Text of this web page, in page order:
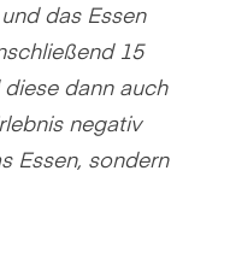
das Essen
15
dann auch
negativ
Essen, sondern